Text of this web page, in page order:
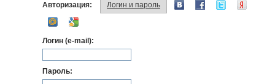
Авторизация: Логин и пароль
Логин (e-mail):
Пароль: